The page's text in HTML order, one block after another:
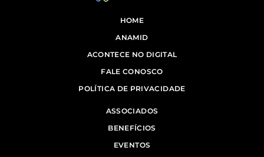
HOME
ANAMID
ACONTECE NO DIGITAL
FALE CONOSCO
POLÍTICA DE PRIVACIDADE
ASSOCIADOS
BENEFÍCIOS
EVENTOS